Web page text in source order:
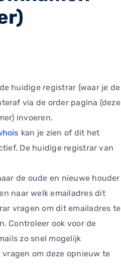
huidige registrar (waar je de
via de order pagina (deze
invoeren.
kan je zien of dit het
De huidige registrar van
de oude en nieuwe houder
naar welk emailadres dit
vragen om dit emailadres te
Controleer ook voor de
zo snel mogelijk
om deze opnieuw te